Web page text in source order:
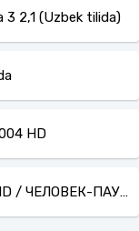
3 2,1 (Uzbek tilida)
HD
O'rgimchak odam 3 Uzbek Tilida HD / ЧЕЛОВЕК-ПАУК: 3 (УЗБЕК ТИЛИДА)